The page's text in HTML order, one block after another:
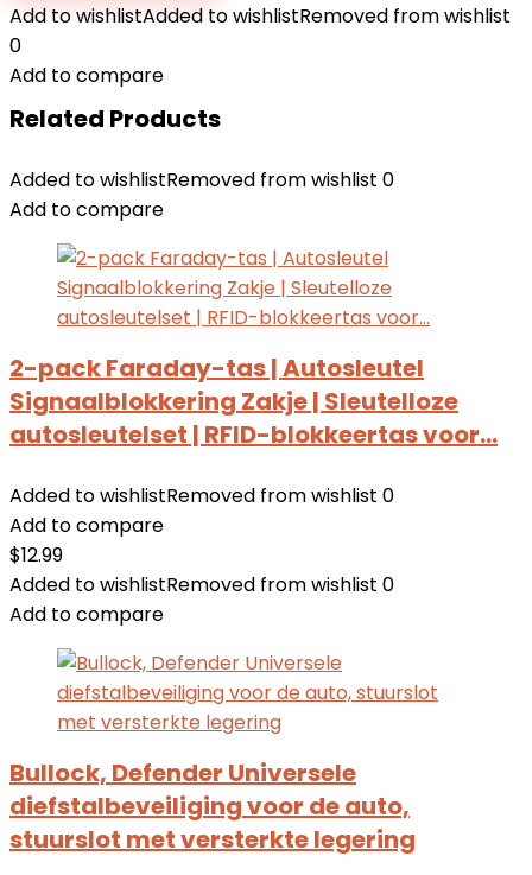
Hoesje
Autosleutel
(2
PACK)
+
RFID
kaarthouders
Sleutel
-
Signaal
Blokkerende
hoeveelheid
Add to wishlistAdded to wishlistRemoved from wishlist
0
Add to compare
Related Products
Added to wishlistRemoved from wishlist 0
Add to compare
2-pack Faraday-tas | Autosleutel
Signaalblokkering Zakje | Sleutelloze
autosleutelset | RFID-blokkeertas voor…
Added to wishlistRemoved from wishlist 0
Add to compare
$12.99
Added to wishlistRemoved from wishlist 0
Add to compare
Bullock, Defender Universele
diefstalbeveiliging voor de auto,
stuurslot met versterkte legering